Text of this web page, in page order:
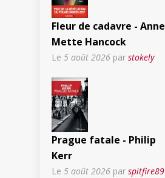
Fleur de cadavre - Anne
Mette Hancock
Le 5 août 2026 par stokely
Prague fatale - Philip
Kerr
Le 5 août 2026 par spitfire89